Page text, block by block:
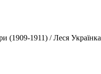
(1909-1911) / Леся Українка